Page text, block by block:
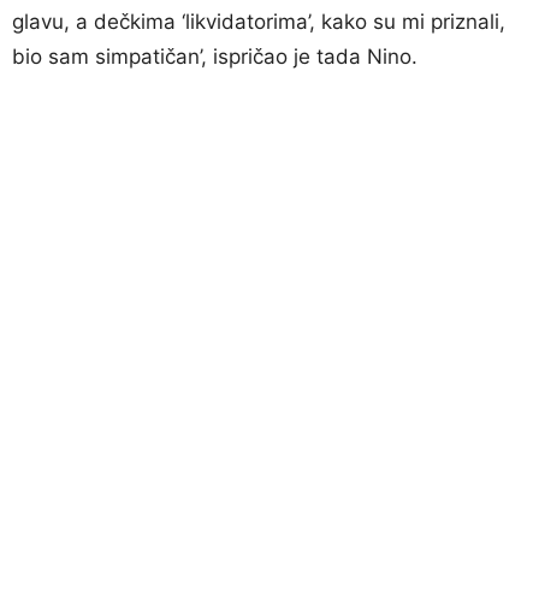
glavu, a dečkima ‘likvidatorima’, kako su mi priznali,
bio sam simpatičan’, ispričao je tada Nino.